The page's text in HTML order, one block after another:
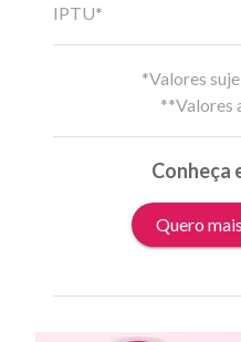
IPTU*
*Valores
**Valores
Conheça
Quero